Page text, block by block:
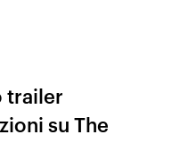
trailer
su The